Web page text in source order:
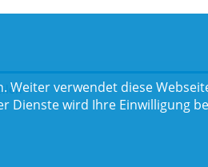
Weiter verwendet diese
wird Ihre Einwilligung